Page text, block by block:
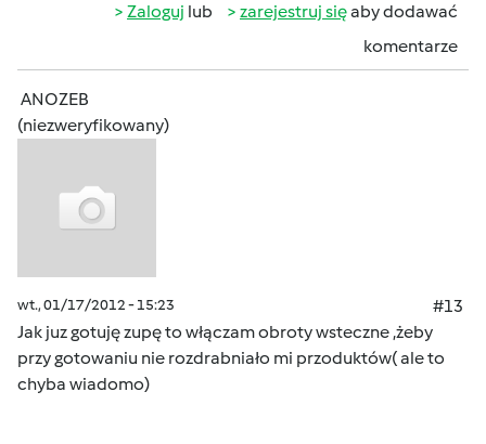
Zaloguj lub zarejestruj sięaby dodawać
komentarze
ANOZEB
(niezweryfikowany)
wt., 01/17/2012 - 15:23
#13
Jak juz gotuję zupę to włączam obroty wsteczne ,żeby
przy gotowaniu nie rozdrabniało mi przoduktów( ale to
chyba wiadomo)